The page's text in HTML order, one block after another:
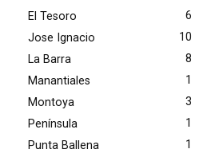
El Tesoro
6
Jose Ignacio
10
La Barra
8
Manantiales
1
Montoya
3
Península
1
Punta Ballena
1